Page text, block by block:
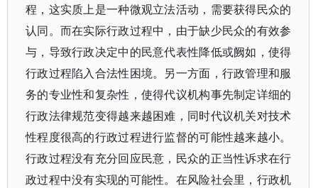
程，这实质上是一种微观立法活动，需要获得民众的
认同。而在实际行政过程中，由于缺少民众的有效参
与，导致行政决定中的民意代表性降低或阙如，使得
行政过程陷入合法性困境。另一方面，行政管理和服
务的专业性和复杂性，使得代议机构事先制定详细的
行政法律规范变得越来越困难，同时代议机关对技术
性程度很高的行政过程进行监督的可能性越来越小。
行政过程没有充分回应民意，民众的正当性诉求在行
政过程中没有实现的可能性。在风险社会里，行政机